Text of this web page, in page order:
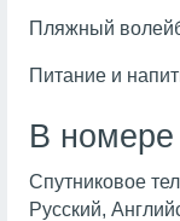
Пляжный
Питание и
В номере
Спутниковое
Русский,